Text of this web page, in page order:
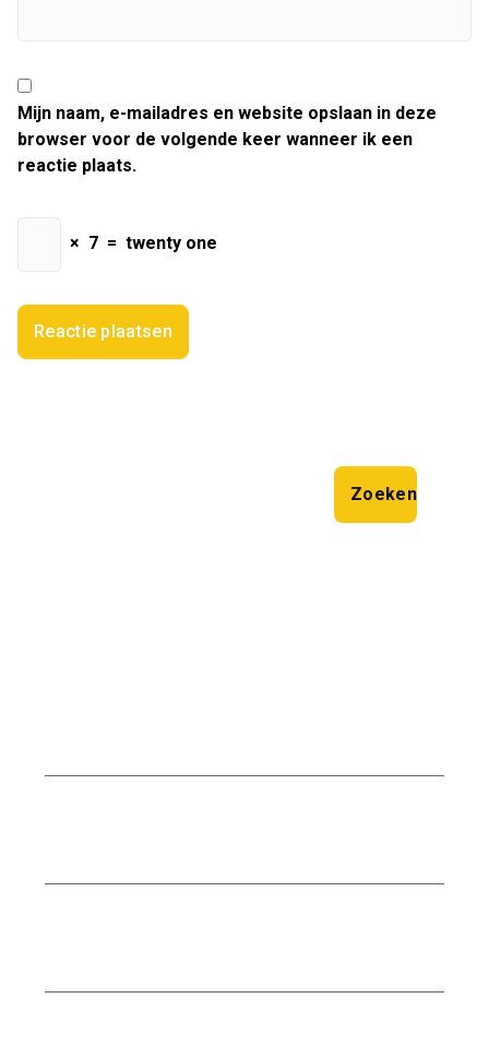
Mijn naam, e-mailadres en website opslaan in deze
browser voor de volgende keer wanneer ik een
reactie plaats.
× 7 = twenty one
Zoeken